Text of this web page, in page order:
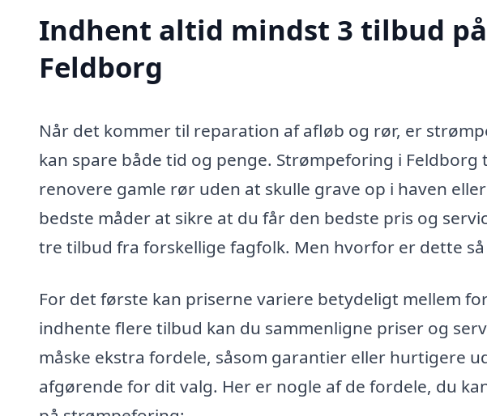
Indhent altid mindst 3 tilbud
Feldborg
Når det kommer til reparation af afløb og rør, er
kan spare både tid og penge. Strømpeforing i
renovere gamle rør uden at skulle grave op i haven
bedste måder at sikre at du får den bedste pris og
tre tilbud fra forskellige fagfolk. Men hvorfor er dette
For det første kan priserne variere betydeligt mellem
indhente flere tilbud kan du sammenligne priser og
måske ekstra fordele, såsom garantier eller hurtigere
afgørende for dit valg. Her er nogle af de fordele, du